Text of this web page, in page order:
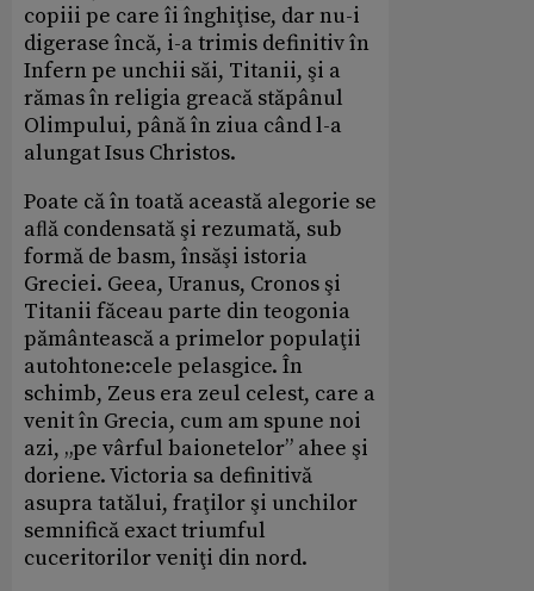
copiii pe care îi înghiţise, dar nu-i
digerase încă, i-a trimis definitiv în
Infern pe unchii săi, Titanii, şi a
rămas în religia greacă stăpânul
Olimpului, până în ziua când l-a
alungat Isus Christos.
Poate că în toată această alegorie se
aﬂă condensată şi rezumată, sub
formă de basm, însăşi istoria
Greciei. Geea, Uranus, Cronos şi
Titanii făceau parte din teogonia
pământească a primelor populaţii
autohtone:cele pelasgice. În
schimb, Zeus era zeul celest, care a
venit în Grecia, cum am spune noi
azi, „pe vârful baionetelor” ahee şi
doriene. Victoria sa definitivă
asupra tatălui, fraţilor şi unchilor
semnifică exact triumful
cuceritorilor veniţi din nord.